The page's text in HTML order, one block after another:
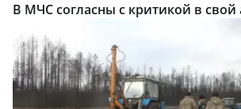
В МЧС согласны с критикой в свой